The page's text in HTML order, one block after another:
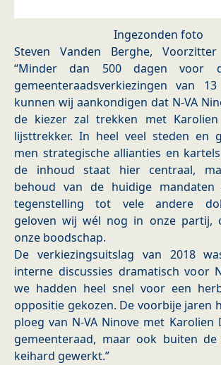
Ingezonden foto
Steven Vanden Berghe,
“Minder dan 500 dagen voor
gemeenteraadsverkiezingen van
kunnen wij aankondigen dat N-VA
de kiezer zal trekken met
lijsttrekker. In heel veel steden en
men strategische allianties en
de inhoud staat hier centraal,
behoud van de huidige
tegenstelling tot vele andere
geloven wij wél nog in onze partij,
onze boodschap.
De verkiezingsuitslag van 2018
interne discussies dramatisch voor
we hadden heel snel voor een
oppositie gekozen. De voorbije jaren
ploeg van N-VA Ninove met Karolien
gemeenteraad, maar ook buiten de
keihard gewerkt.”